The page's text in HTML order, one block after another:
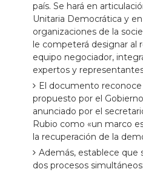
país. Se hará en
Unitaria Democrática y
organizaciones de la
le competerá designar al
equipo negociador,
expertos y
El documento
propuesto por el
anunciado por el
Rubio como «un marco
la recuperación de la
Además, establece que
dos procesos